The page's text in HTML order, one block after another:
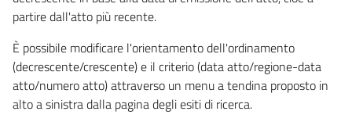
partire dall'atto più recente.
È possibile modificare l'orientamento dell'ordinamento
(decrescente/crescente) e il criterio (data atto/regione-data
atto/numero atto) attraverso un menu a tendina proposto in
alto a sinistra dalla pagina degli esiti di ricerca.